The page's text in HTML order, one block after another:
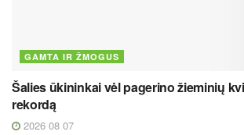
GAMTA IR ŽMOGUS
Šalies ūkininkai vėl pagerino žieminių
rekordą
2026 08 07